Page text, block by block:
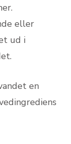
eller
ud i
en